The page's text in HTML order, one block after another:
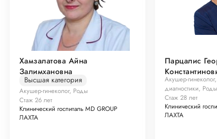
Хамзалатова Айна
Залимхановна
Высшая категория
Акушер-гинеколог, Роды
Стаж 26 лет
Клинический госпиталь MD GROUP
ЛАХТА
Парцалис
Акушер-
диагностики, Роды
Стаж 28 лет
Клинический
ЛАХТА